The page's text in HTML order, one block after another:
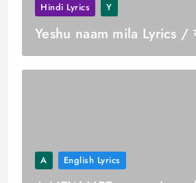
Hindi Lyrics Y
Yeshu naam mila Lyrics /
A English Lyrics